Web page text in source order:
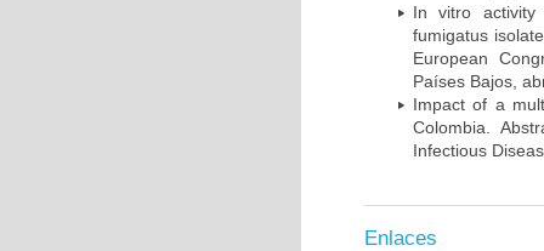
In vitro activity
fumigatus
European
Países Bajos,
Impact of a
Colombia.
Infectious
Enlaces